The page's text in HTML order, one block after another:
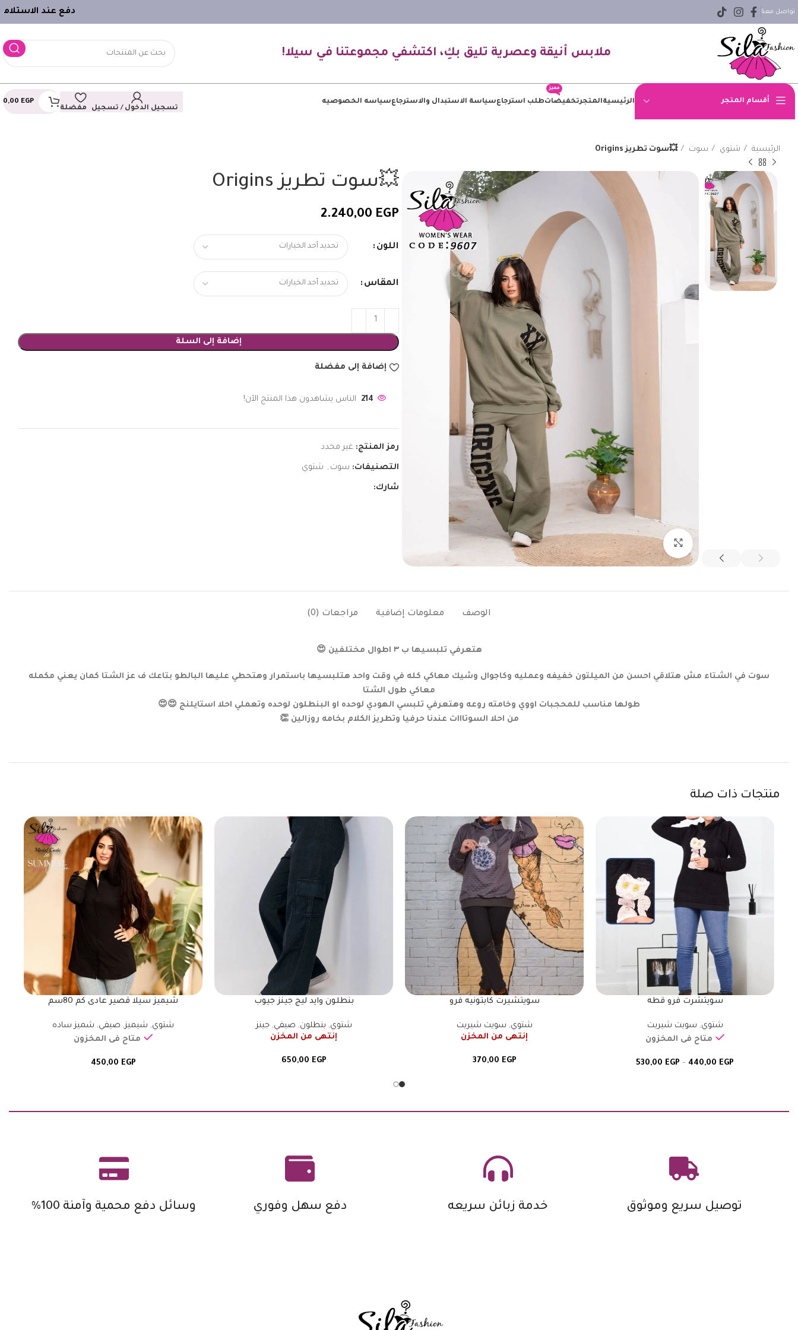
تواصل معنا دفع عند الاستلامـ
ملابس أنيقة وعصرية تليق بكِ، اكتشفي مجموعتنا في سيلا!
أقسام المتجر
اوفر سايز
بنطلون
بنطلون جينز
جاكيت
الرئيسيةالمتجرتخفيضات
مميز
طلب استرجاعسياسة الاستبدال والاسترجاعسياسه الخصوصيه
تسجيل الدخول / تسجيل
مفضلة
0,00 EGP
الرئيسية شتوي سوت 💥سوت تطريز Origins
اضغط للتكبير
💥سوت تطريز Origins
2.240,00 EGP
اللون
المقاس
إضافة إلى السلة
إضافة إلى مفضلة
214 الناس يشاهدون هذا المنتج الآن!
رمز المنتج: غير محدد
التصنيفات: سوت , شتوي
شارك:
الوصف معلومات إضافية مراجعات (0)
هتعرفي تلبسيها ب ٣ اطوال مختلفين 😍
سوت في الشتاء مش هتلاقي احسن من الميلتون خفيفه وعمليه وكاجوال وشيك معاكي كله في وقت واحد هتلبسيها باستمرار وهتحطي عليها البالطو بتاعك ف عز الشتا كمان يعني مكمله
معاكي طول الشتا
طولها مناسب للمحجبات اووي وخامته روعه وهتعرفي تلبسي الهودي لوحده او البنطلون لوحده وتعملي احلا استايلنج 😍😍
من احلا السوتااات عندنا حرفيا وتطريز الكلام بخامه روزالين 👏
منتجات ذات صلة
سويتشرت فرو قطه
شتوي, سويت شيريت
متاح فى المخزون
440,00 EGP
–
530,00 EGP
سويتشيرت كابتونيه فرو
شتوي, سويت شيريت
إنتهى من المخزن
370,00 EGP
بنطلون وايد ليج جينز جيوب
شتوي, بنطلون, صيفي,جينز
إنتهى من المخزن
650,00 EGP
شيميز سيلا قصير عادى كم 80سم
شتوي, شيميز, صيفي, شميز ساده
متاح فى المخزون
450,00 EGP
دفع سهل وفوري وسائل دفع محمية وآمنة 100% توصيل سريع وموثوق خدمة زبائن سريعه